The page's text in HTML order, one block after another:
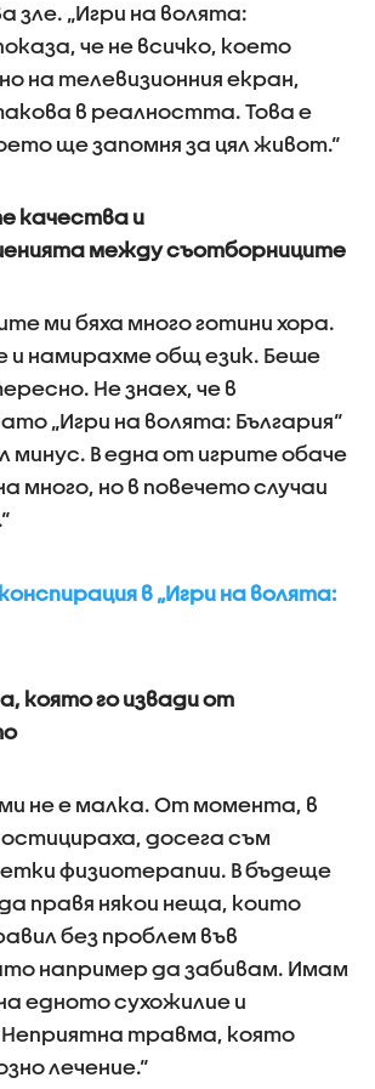
зле. „Игри на волята:
че не всичко, което
на телевизионния екран,
в реалността. Това е
ще запомня за цял живот.“
качества и
между съотборниците
ми бяха много готини хора.
и намирахме общ език. Беше
Не знаех, че в
„Игри на волята: България“
минус. В една от игрите обаче
много, но в повечето случаи
в „Игри на волята:
която го извади от
не е малка. От момента, в
досега съм
физиотерапии. В бъдеще
правя някои неща, които
без проблем във
например да забивам. Имам
едното сухожилие и
травма, която
лечение.“